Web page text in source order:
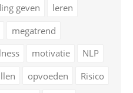
geven
leren
megatrend
motivatie
NLP
opvoeden
Risico